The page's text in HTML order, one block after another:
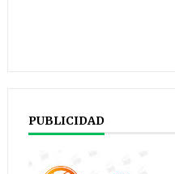
PUBLICIDAD